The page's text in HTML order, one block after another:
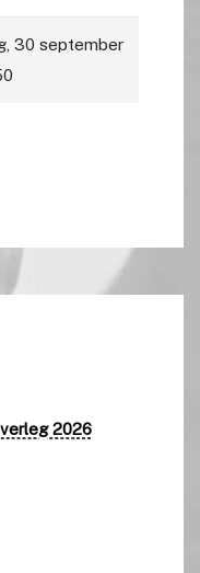
30 september
2026